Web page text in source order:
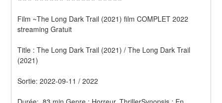
Film ~The Long Dark Trail (2021) film COMPLET 2022
streaming Gratuit
Title : The Long Dark Trail (2021) / The Long Dark Trail
(2021)
Sortie: 2022-09-11 / 2022